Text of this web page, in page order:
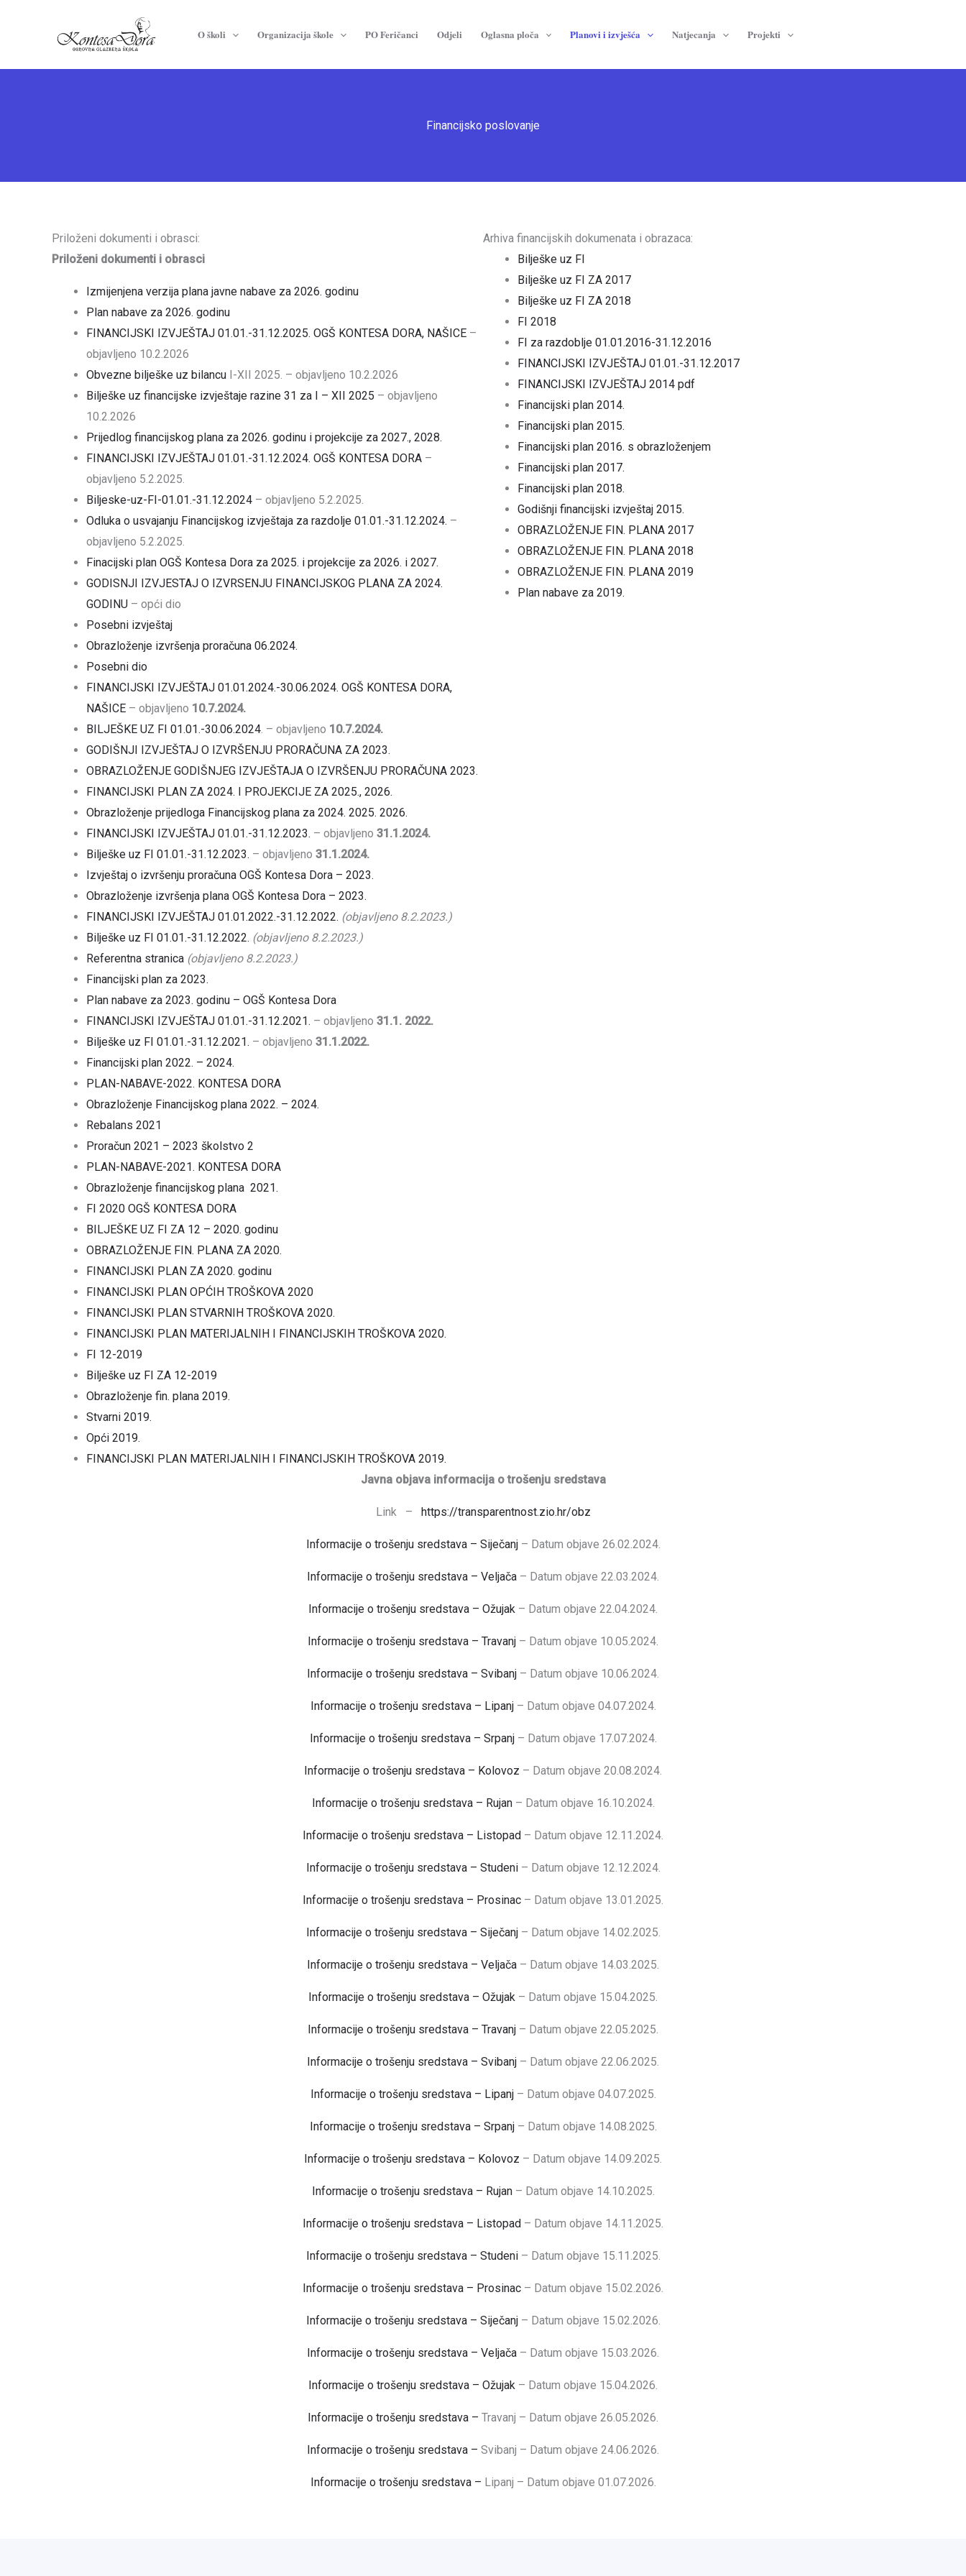
O školi Organizacija škole PO Feričanci Odjeli Oglasna ploča Planovi i izvješća Natjecanja Projekti
Financijsko poslovanje
Priloženi dokumenti i obrasci:
Priloženi dokumenti i obrasci
Izmijenjena verzija plana javne nabave za 2026. godinu
Plan nabave za 2026. godinu
FINANCIJSKI IZVJEŠTAJ 01.01.-31.12.2025. OGŠ KONTESA DORA, NAŠICE –
objavljeno 10.2.2026
Obvezne bilješke uz bilancu I-XII 2025. – objavljeno 10.2.2026
Bilješke uz financijske izvještaje razine 31 za I – XII 2025 – objavljeno
10.2.2026
Prijedlog financijskog plana za 2026. godinu i projekcije za 2027., 2028.
FINANCIJSKI IZVJEŠTAJ 01.01.-31.12.2024. OGŠ KONTESA DORA –
objavljeno 5.2.2025.
Biljeske-uz-FI-01.01.-31.12.2024 – objavljeno 5.2.2025.
Odluka o usvajanju Financijskog izvještaja za razdolje 01.01.-31.12.2024. –
objavljeno 5.2.2025.
Finacijski plan OGŠ Kontesa Dora za 2025. i projekcije za 2026. i 2027.
GODISNJI IZVJESTAJ O IZVRSENJU FINANCIJSKOG PLANA ZA 2024.
GODINU – opći dio
Posebni izvještaj
Obrazloženje izvršenja proračuna 06.2024.
Posebni dio
FINANCIJSKI IZVJEŠTAJ 01.01.2024.-30.06.2024. OGŠ KONTESA DORA,
NAŠICE – objavljeno 10.7.2024.
BILJEŠKE UZ FI 01.01.-30.06.2024. – objavljeno 10.7.2024.
GODIŠNJI IZVJEŠTAJ O IZVRŠENJU PRORAČUNA ZA 2023.
OBRAZLOŽENJE GODIŠNJEG IZVJEŠTAJA O IZVRŠENJU PRORAČUNA 2023.
FINANCIJSKI PLAN ZA 2024. I PROJEKCIJE ZA 2025., 2026.
Obrazloženje prijedloga Financijskog plana za 2024. 2025. 2026.
FINANCIJSKI IZVJEŠTAJ 01.01.-31.12.2023. – objavljeno 31.1.2024.
Bilješke uz FI 01.01.-31.12.2023. – objavljeno 31.1.2024.
Izvještaj o izvršenju proračuna OGŠ Kontesa Dora – 2023.
Obrazloženje izvršenja plana OGŠ Kontesa Dora – 2023.
FINANCIJSKI IZVJEŠTAJ 01.01.2022.-31.12.2022. (objavljeno 8.2.2023.)
Bilješke uz FI 01.01.-31.12.2022. (objavljeno 8.2.2023.)
Referentna stranica (objavljeno 8.2.2023.)
Financijski plan za 2023.
Plan nabave za 2023. godinu – OGŠ Kontesa Dora
FINANCIJSKI IZVJEŠTAJ 01.01.-31.12.2021. – objavljeno 31.1. 2022.
Bilješke uz FI 01.01.-31.12.2021. – objavljeno 31.1.2022.
Financijski plan 2022. – 2024.
PLAN-NABAVE-2022. KONTESA DORA
Obrazloženje Financijskog plana 2022. – 2024.
Rebalans 2021
Proračun 2021 – 2023 školstvo 2
PLAN-NABAVE-2021. KONTESA DORA
Obrazloženje financijskog plana 2021.
FI 2020 OGŠ KONTESA DORA
BILJEŠKE UZ FI ZA 12 – 2020. godinu
OBRAZLOŽENJE FIN. PLANA ZA 2020.
FINANCIJSKI PLAN ZA 2020. godinu
FINANCIJSKI PLAN OPĆIH TROŠKOVA 2020
FINANCIJSKI PLAN STVARNIH TROŠKOVA 2020.
FINANCIJSKI PLAN MATERIJALNIH I FINANCIJSKIH TROŠKOVA 2020.
FI 12-2019
Bilješke uz FI ZA 12-2019
Obrazloženje fin. plana 2019.
Stvarni 2019.
Opći 2019.
FINANCIJSKI PLAN MATERIJALNIH I FINANCIJSKIH TROŠKOVA 2019.
Arhiva financijskih dokumenata i obrazaca:
Bilješke uz FI
Bilješke uz FI ZA 2017
Bilješke uz FI ZA 2018
FI 2018
FI za razdoblje 01.01.2016-31.12.2016
FINANCIJSKI IZVJEŠTAJ 01.01.-31.12.2017
FINANCIJSKI IZVJEŠTAJ 2014 pdf
Financijski plan 2014.
Financijski plan 2015.
Financijski plan 2016. s obrazloženjem
Financijski plan 2017.
Financijski plan 2018.
Godišnji financijski izvještaj 2015.
OBRAZLOŽENJE FIN. PLANA 2017
OBRAZLOŽENJE FIN. PLANA 2018
OBRAZLOŽENJE FIN. PLANA 2019
Plan nabave za 2019.
Javna objava informacija o trošenju sredstava
Link – https://transparentnost.zio.hr/obz
Informacije o trošenju sredstava – Siječanj– Datum objave 26.02.2024.
Informacije o trošenju sredstava – Veljača – Datum objave 22.03.2024.
Informacije o trošenju sredstava – Ožujak – Datum objave 22.04.2024.
Informacije o trošenju sredstava – Travanj – Datum objave 10.05.2024.
Informacije o trošenju sredstava – Svibanj – Datum objave 10.06.2024.
Informacije o trošenju sredstava – Lipanj– Datum objave 04.07.2024.
Informacije o trošenju sredstava – Srpanj– Datum objave 17.07.2024.
Informacije o trošenju sredstava – Kolovoz – Datum objave 20.08.2024.
Informacije o trošenju sredstava – Rujan– Datum objave 16.10.2024.
Informacije o trošenju sredstava – Listopad – Datum objave 12.11.2024.
Informacije o trošenju sredstava – Studeni– Datum objave 12.12.2024.
Informacije o trošenju sredstava – Prosinac – Datum objave 13.01.2025.
Informacije o trošenju sredstava – Siječanj– Datum objave 14.02.2025.
Informacije o trošenju sredstava – Veljača – Datum objave 14.03.2025.
Informacije o trošenju sredstava – Ožujak – Datum objave 15.04.2025.
Informacije o trošenju sredstava – Travanj – Datum objave 22.05.2025.
Informacije o trošenju sredstava – Svibanj – Datum objave 22.06.2025.
Informacije o trošenju sredstava – Lipanj– Datum objave 04.07.2025.
Informacije o trošenju sredstava – Srpanj– Datum objave 14.08.2025.
Informacije o trošenju sredstava – Kolovoz – Datum objave 14.09.2025.
Informacije o trošenju sredstava – Rujan– Datum objave 14.10.2025.
Informacije o trošenju sredstava – Listopad – Datum objave 14.11.2025.
Informacije o trošenju sredstava – Studeni– Datum objave 15.11.2025.
Informacije o trošenju sredstava – Prosinac – Datum objave 15.02.2026.
Informacije o trošenju sredstava – Siječanj– Datum objave 15.02.2026.
Informacije o trošenju sredstava – Veljača – Datum objave 15.03.2026.
Informacije o trošenju sredstava – Ožujak – Datum objave 15.04.2026.
Informacije o trošenju sredstava – Travanj – Datum objave 26.05.2026.
Informacije o trošenju sredstava – Svibanj – Datum objave 24.06.2026.
Informacije o trošenju sredstava – Lipanj – Datum objave 01.07.2026.